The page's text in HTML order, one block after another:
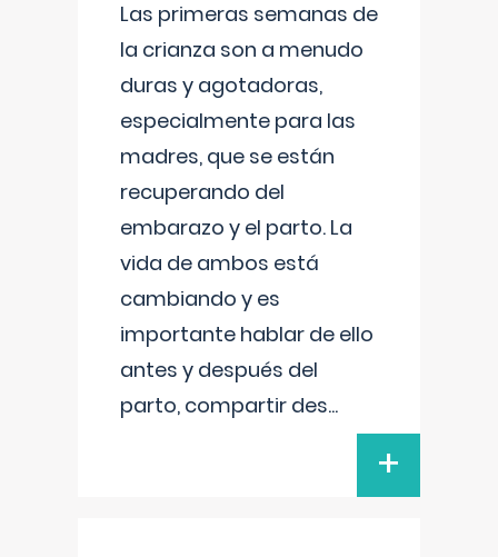
Las primeras semanas de
la crianza son a menudo
duras y agotadoras,
especialmente para las
madres, que se están
recuperando del
embarazo y el parto. La
vida de ambos está
cambiando y es
importante hablar de ello
antes y después del
parto, compartir des...
+